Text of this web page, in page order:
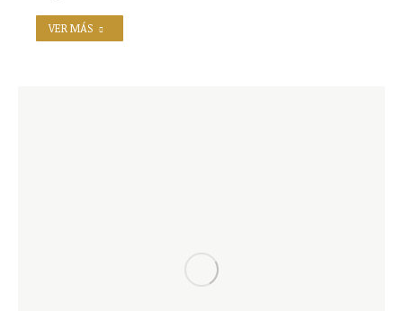
VER MÁS